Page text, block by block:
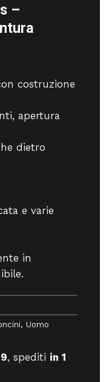
–
costruzione
apertura
dietro
e varie
in
, Uomo
, spediti in 1